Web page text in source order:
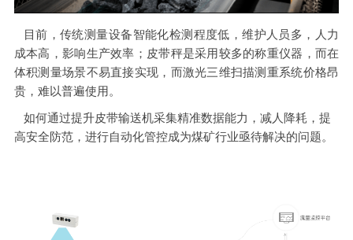
目前，传统测量设备智能化检测程度低，维护人员多，人力
成本高，影响生产效率；皮带秤是采用较多的称重仪器，而在
体积测量场景不易直接实现，而激光三维扫描测重系统价格昂
贵，难以普遍使用。
如何通过提升皮带输送机采集精准数据能力，减人降耗，提
高安全防范，进行自动化管控成为煤矿行业亟待解决的问题。